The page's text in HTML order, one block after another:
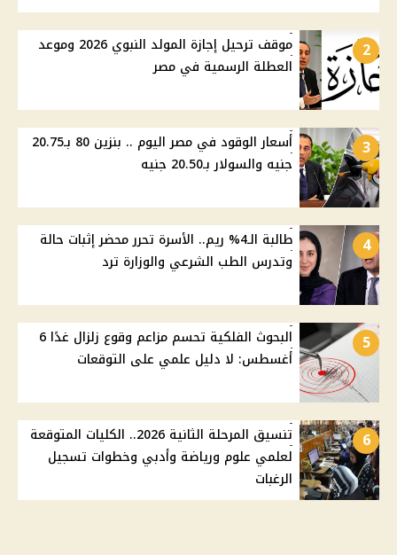
2
موقف ترحيل إجازة المولد النبوي 2026 وموعد
العطلة الرسمية في مصر
3
أسعار الوقود في مصر اليوم .. بنزين 80 بـ20.75
جنيه والسولار بـ20.50 جنيه
4
طالبة الـ4% ريم.. الأسرة تحرر محضر إثبات حالة
وتدرس الطب الشرعي والوزارة ترد
5
البحوث الفلكية تحسم مزاعم وقوع زلزال غدًا 6
أغسطس: لا دليل علمي على التوقعات
6
تنسيق المرحلة الثانية 2026.. الكليات المتوقعة
لعلمي علوم ورياضة وأدبي وخطوات تسجيل
الرغبات